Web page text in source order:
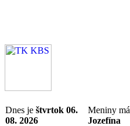
Dnes je štvrtok 06.
08. 2026
Meniny má
Jozefína